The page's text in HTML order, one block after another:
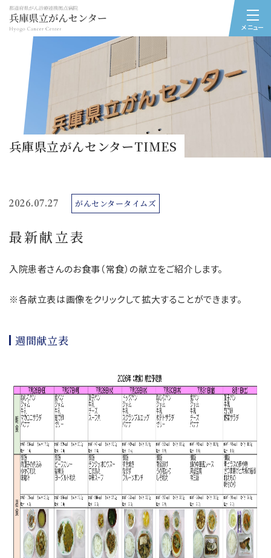
メニュー
兵庫県立がんセンターTIMES
2026.07.27 がんセンタータイムズ
最新献立表
入院患者さんのお食事（常食）の献立をご紹介します。
※各献立表は画像をクリックして拡大することができます。
週間献立表